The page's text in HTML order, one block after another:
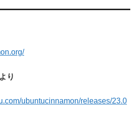
り
ubuntucinnamon/releases/23.0